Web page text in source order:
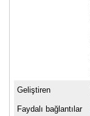
Geliştiren
Faydalı bağlantılar